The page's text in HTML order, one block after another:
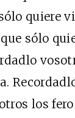
quiere
sólo
los